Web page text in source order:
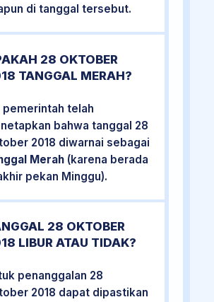
di tanggal tersebut.
28 OKTOBER
TANGGAL MERAH?
pemerintah telah
bahwa tanggal 28
2018 diwarnai sebagai
Merah (karena berada
pekan Minggu).
28 OKTOBER
LIBUR ATAU TIDAK?
penanggalan 28
2018 dapat dipastikan